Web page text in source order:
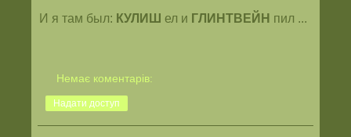
И я там был: КУЛИШ ел и ГЛИНТВЕЙН пил ...
Немає коментарів:
Надати доступ